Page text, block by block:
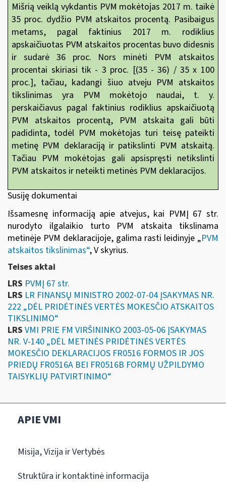
Mišrią veiklą vykdantis PVM mokėtojas 2017 m. taikė
35 proc. dydžio PVM atskaitos procentą. Pasibaigus
metams, pagal faktinius 2017 m. rodiklius
apskaičiuotas PVM atskaitos procentas buvo didesnis
ir sudarė 36 proc. Nors minėti PVM atskaitos
procentai skiriasi tik - 3 proc. [(35 - 36) / 35 x 100
proc.], tačiau, kadangi šiuo atveju PVM atskaitos
tikslinimas yra PVM mokėtojo naudai, t. y.
perskaičiavus pagal faktinius rodiklius apskaičiuotą
PVM atskaitos procentą, PVM atskaita gali būti
padidinta, todėl PVM mokėtojas turi teisę pateikti
metinę PVM deklaraciją ir patikslinti PVM atskaitą.
Tačiau PVM mokėtojas gali apsispręsti netikslinti
PVM atskaitos ir neteikti metinės PVM deklaracijos.
Susiję dokumentai
Išsamesnę informaciją apie atvejus, kai PVMĮ 67 str.
nurodyto ilgalaikio turto PVM atskaita tikslinama
metinėje PVM deklaracijoje, galima rasti leidinyje „PVM
atskaitos tikslinimas“, V skyrius.
Teises aktai
LRS PVMĮ 67 str.
LRS LR FINANSŲ MINISTRO 2002-07-04 ĮSAKYMAS NR.
222 „DĖL PRIDĖTINĖS VERTĖS MOKESČIO ATSKAITOS
TIKSLINIMO“
LRS VMI PRIE FM VIRŠININKO 2003-05-06 ĮSAKYMAS
NR. V-140 „DĖL METINĖS PRIDĖTINĖS VERTĖS
MOKESČIO DEKLARACIJOS FR0516 FORMOS IR JOS
PRIEDŲ FR0516A BEI FR0516B FORMŲ UŽPILDYMO
TAISYKLIŲ PATVIRTINIMO“
APIE VMI
Misija, Vizija ir Vertybės
Struktūra ir kontaktinė informacija